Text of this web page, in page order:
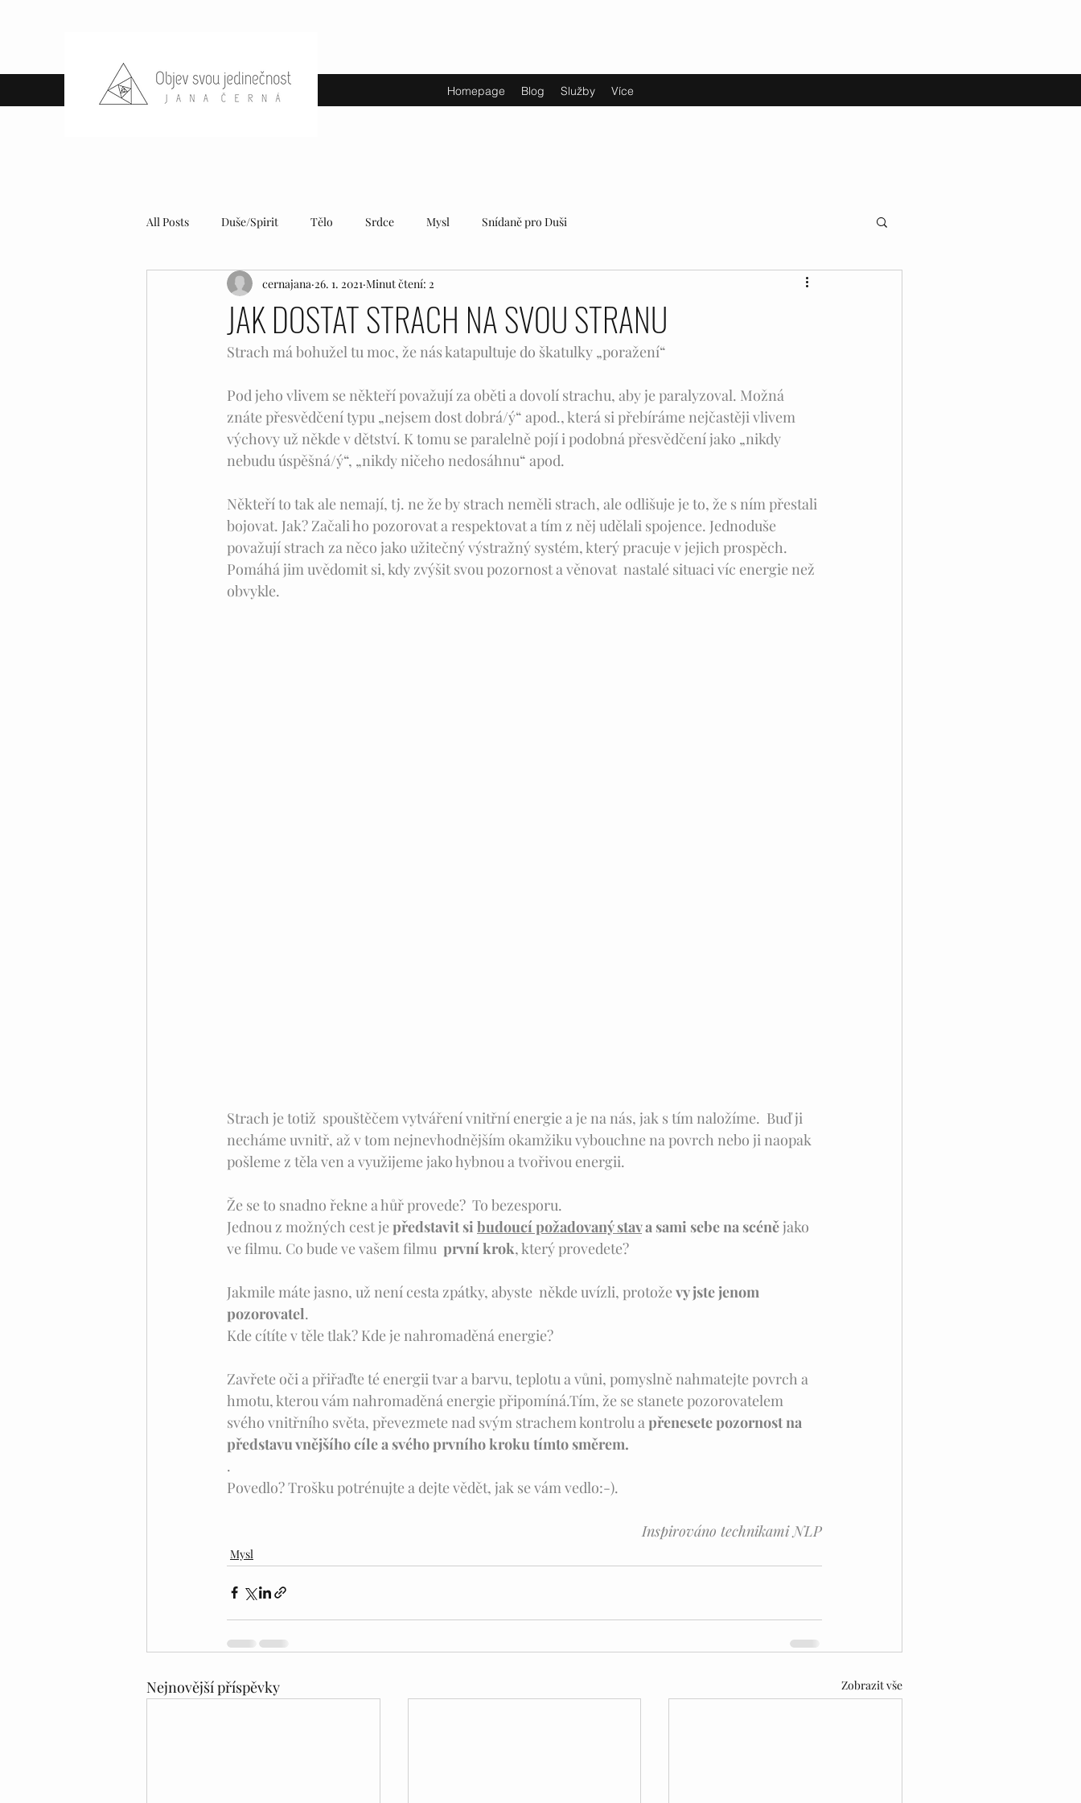
Homepage Blog Služby Více
All Posts Duše/Spirit Tělo Srdce Mysl Snídaně pro Duši
JAK DOSTAT STRACH NA SVOU STRANU
cernajana 26. 1. 2021 Minut čtení: 2
Strach má bohužel tu moc, že nás katapultuje do škatulky „poražení“
Pod jeho vlivem se někteří považují za oběti a dovolí strachu, aby je paralyzoval. Možná
znáte přesvědčení typu „nejsem dost dobrá/ý“ apod., která si přebíráme nejčastěji vlivem
výchovy už někde v dětství. K tomu se paralelně pojí i podobná přesvědčení jako „nikdy
nebudu úspěšná/ý“, „nikdy ničeho nedosáhnu“ apod.
Někteří to tak ale nemají, tj. ne že by strach neměli strach, ale odlišuje je to, že s ním přestali
bojovat. Jak? Začali ho pozorovat a respektovat a tím z něj udělali spojence. Jednoduše
považují strach za něco jako užitečný výstražný systém, který pracuje v jejich prospěch.
Pomáhá jim uvědomit si, kdy zvýšit svou pozornost a věnovat  nastalé situaci víc energie než
obvykle.
Strach je totiž  spouštěčem vytváření vnitřní energie a je na nás, jak s tím naložíme.  Buď ji
necháme uvnitř, až v tom nejnevhodnějším okamžiku vybouchne na povrch nebo ji naopak
pošleme z těla ven a využijeme jako hybnou a tvořivou energii.
Že se to snadno řekne a hůř provede?  To bezesporu.
Jednou z možných cest je představit si budoucí požadovaný stav a sami sebe na scéně jako
ve filmu. Co bude ve vašem filmu první krok, který provedete?
Jakmile máte jasno, už není cesta zpátky, abyste  někde uvízli, protože vy jste jenom
pozorovatel.
Kde cítíte v těle tlak? Kde je nahromaděná energie?
Zavřete oči a přiřaďte té energii tvar a barvu, teplotu a vůni, pomyslně nahmatejte povrch a
hmotu, kterou vám nahromaděná energie připomíná.Tím, že se stanete pozorovatelem
svého vnitřního světa, převezmete nad svým strachem kontrolu a přenesete pozornost na
představu vnějšího cíle a svého prvního kroku tímto směrem.
.
Povedlo? Trošku potrénujte a dejte vědět, jak se vám vedlo:-).
       Inspirováno technikami NLP
Mysl
Nejnovější příspěvky Zobrazit vše